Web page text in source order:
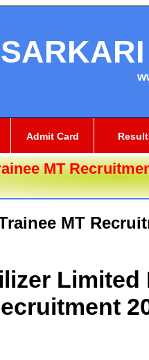
Admit Card
MT
MT
Limited